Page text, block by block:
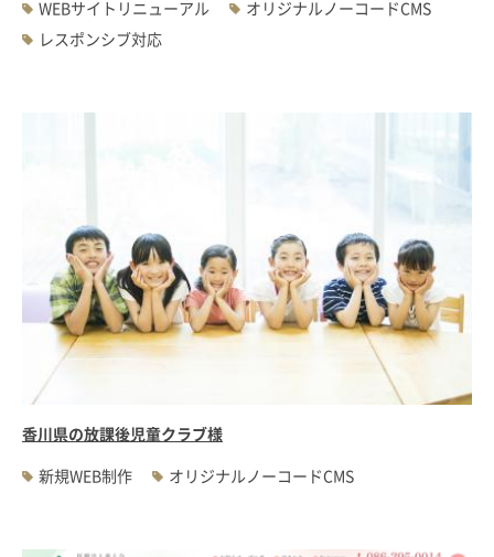
WEBサイトリニューアル
オリジナルノーコードCMS
レスポンシブ対応
香川県の放課後児童クラブ様
新規WEB制作
オリジナルノーコードCMS